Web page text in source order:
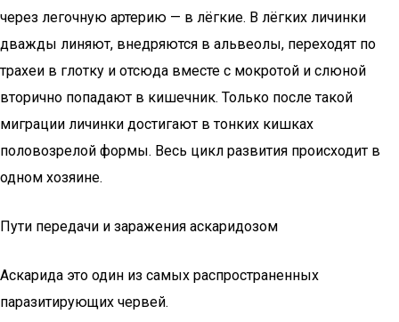
через легочную артерию — в лёгкие. В лёгких личинки
дважды линяют, внедряются в альвеолы, переходят по
трахеи в глотку и отсюда вместе с мокротой и слюной
вторично попадают в кишечник. Только после такой
миграции личинки достигают в тонких кишках
половозрелой формы. Весь цикл развития происходит в
одном хозяине.
Пути передачи и заражения аскаридозом
Аскарида это один из самых распространенных
паразитирующих червей.